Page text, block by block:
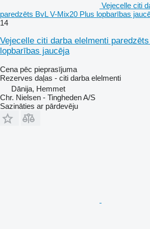
Vejecelle citi
paredzēts BvL V-Mix20 Plus lopbarības
14
Vejecelle citi darba elelmenti
lopbarības jaucēja
Cena pēc pieprasījuma
Rezerves daļas - citi darba elelmenti
Dānija, Hemmet
Chr. Nielsen - Tingheden A/S
Sazināties ar pārdevēju